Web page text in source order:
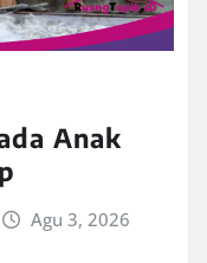
Anak
Agu 3, 2026